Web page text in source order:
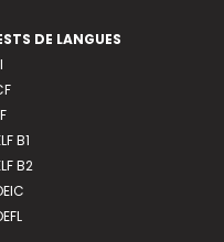
DE LANGUES
B1
B2